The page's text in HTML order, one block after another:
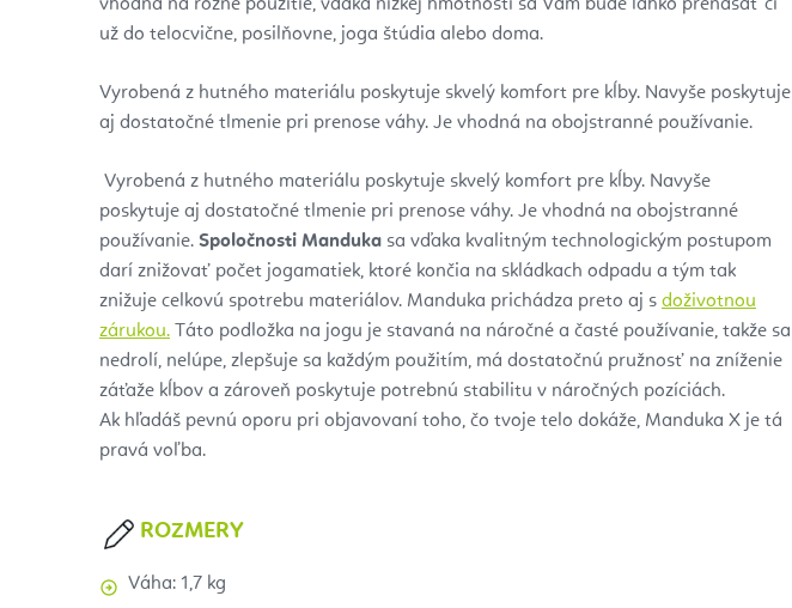
vhodná na rôzne použitie, vďaka nízkej hmotnosti sa Vám bude ľahko prenášať či
už do telocvične, posilňovne, joga štúdia alebo doma.
Vyrobená z hutného materiálu poskytuje skvelý komfort pre kĺby. Navyše poskytuje
aj dostatočné tlmenie pri prenose váhy. Je vhodná na obojstranné používanie.
Vyrobená z hutného materiálu poskytuje skvelý komfort pre kĺby. Navyše
poskytuje aj dostatočné tlmenie pri prenose váhy. Je vhodná na obojstranné
používanie. Spoločnosti Manduka sa vďaka kvalitným technologickým postupom
darí znižovať počet jogamatiek, ktoré končia na skládkach odpadu a tým tak
znižuje celkovú spotrebu materiálov. Manduka prichádza preto aj s doživotnou
zárukou. Táto podložka na jogu je stavaná na náročné a časté používanie, takže sa
nedrolí, nelúpe, zlepšuje sa každým použitím, má dostatočnú pružnosť na zníženie
záťaže kĺbov a zároveň poskytuje potrebnú stabilitu v náročných pozíciách.
Ak hľadáš pevnú oporu pri objavovaní toho, čo tvoje telo dokáže, Manduka X je tá
pravá voľba.
ROZMERY
Váha: 1,7 kg